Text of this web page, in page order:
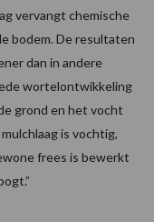
vervangt chemische
bodem. De resultaten
dan in andere
wortelontwikkeling
grond en het vocht
is vochtig,
frees is bewerkt